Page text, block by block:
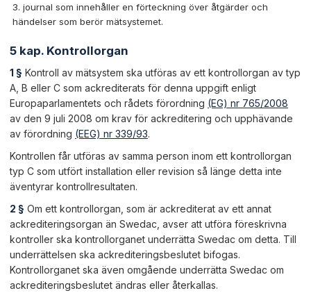
journal som innehåller en förteckning över åtgärder och
händelser som berör mätsystemet.
5 kap. Kontrollorgan
1 § Kontroll av mätsystem ska utföras av ett kontrollorgan av typ
A, B eller C som ackrediterats för denna uppgift enligt
Europaparlamentets och rådets förordning (EG) nr 765/2008
av den 9 juli 2008 om krav för ackreditering och upphävande
av förordning (EEG) nr 339/93.
Kontrollen får utföras av samma person inom ett kontrollorgan
typ C som utfört installation eller revision så länge detta inte
äventyrar kontrollresultaten.
2 § Om ett kontrollorgan, som är ackrediterat av ett annat
ackrediteringsorgan än Swedac, avser att utföra föreskrivna
kontroller ska kontrollorganet underrätta Swedac om detta. Till
underrättelsen ska ackrediteringsbeslutet bifogas.
Kontrollorganet ska även omgående underrätta Swedac om
ackrediteringsbeslutet ändras eller återkallas.